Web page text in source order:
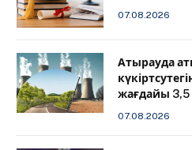
07.08.2026
Атырауда
жағдайы 3,5
07.08.2026